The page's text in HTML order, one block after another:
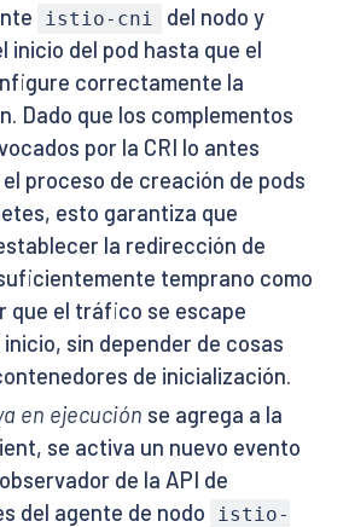
istio-cni
del nodo y
inicio del pod hasta que el
correctamente la
Dado que los complementos
por la CRI lo antes
proceso de creación de pods
esto garantiza que
la redirección de
temprano como
que el tráfico se escape
sin depender de cosas
de inicialización.
en ejecución se agrega a la
se activa un nuevo evento
de la API de
del agente de nodo
istio-